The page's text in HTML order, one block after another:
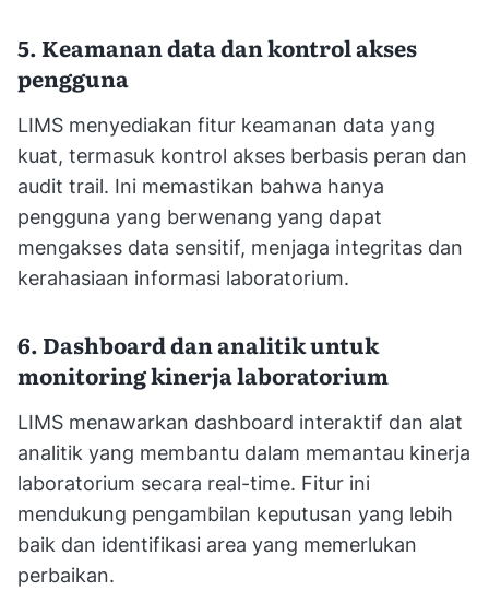
5. Keamanan data dan kontrol akses
pengguna
LIMS menyediakan fitur keamanan data yang
kuat, termasuk kontrol akses berbasis peran dan
audit trail. Ini memastikan bahwa hanya
pengguna yang berwenang yang dapat
mengakses data sensitif, menjaga integritas dan
kerahasiaan informasi laboratorium.
6. Dashboard dan analitik untuk
monitoring kinerja laboratorium
LIMS menawarkan dashboard interaktif dan alat
analitik yang membantu dalam memantau kinerja
laboratorium secara real-time. Fitur ini
mendukung pengambilan keputusan yang lebih
baik dan identifikasi area yang memerlukan
perbaikan.